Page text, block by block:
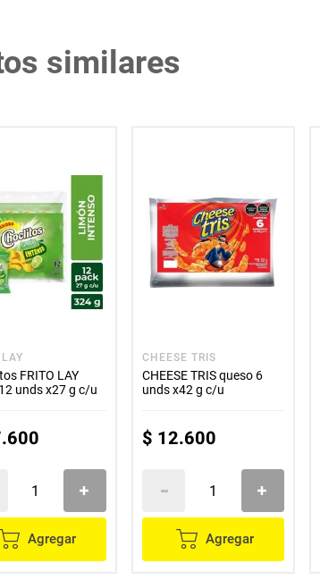
similares
FRITO LAY
unds x27 g c/u
.600
Agregar
CHEESE TRIS
CHEESE TRIS queso 6
unds x42 g c/u
$ 12.600
Agregar